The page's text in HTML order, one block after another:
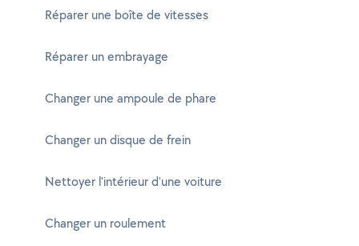
Réparer une boîte de vitesses
Réparer un embrayage
Changer une ampoule de phare
Changer un disque de frein
Nettoyer l'intérieur d'une voiture
Changer un roulement